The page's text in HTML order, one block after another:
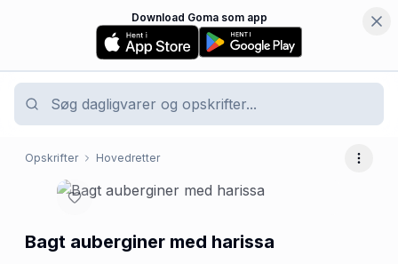
Download Goma som app
Opskrifter Hovedretter Flere
Bagt auberginer med harissa